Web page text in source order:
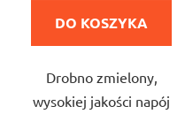
na
gwiazdek.
DO KOSZYKA
Drobno zmielony,
wysokiej jakości napój